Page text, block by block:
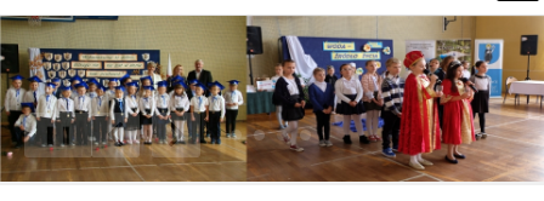
Poprzedni Element
Następny Element
❚❚